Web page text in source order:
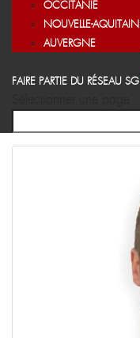
OCCITANIE
NOUVELLE-
AUVERGNE
FAIRE PARTIE DU RÉSEAU